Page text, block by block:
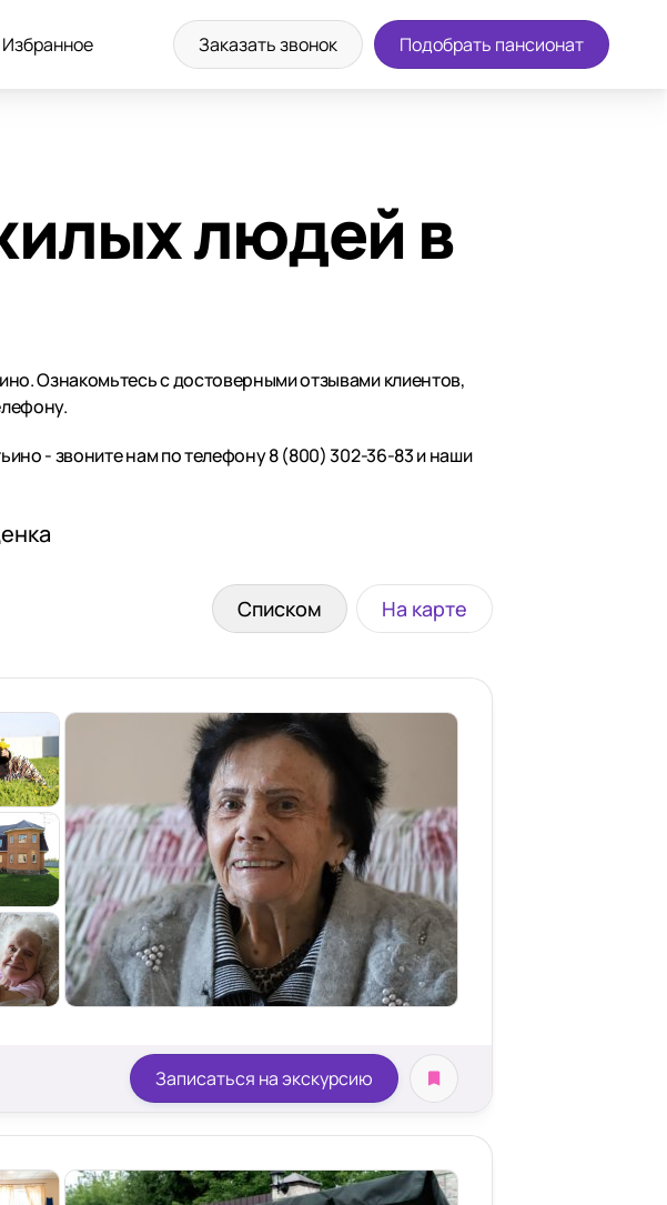
Избранное Заказать звонок Подобрать пансионат
людей в
Ознакомьтесь с достоверными отзывами клиентов,
- звоните нам по телефону 8 (800) 302-36-83 и наши
Списком На карте
Записаться на экскурсию